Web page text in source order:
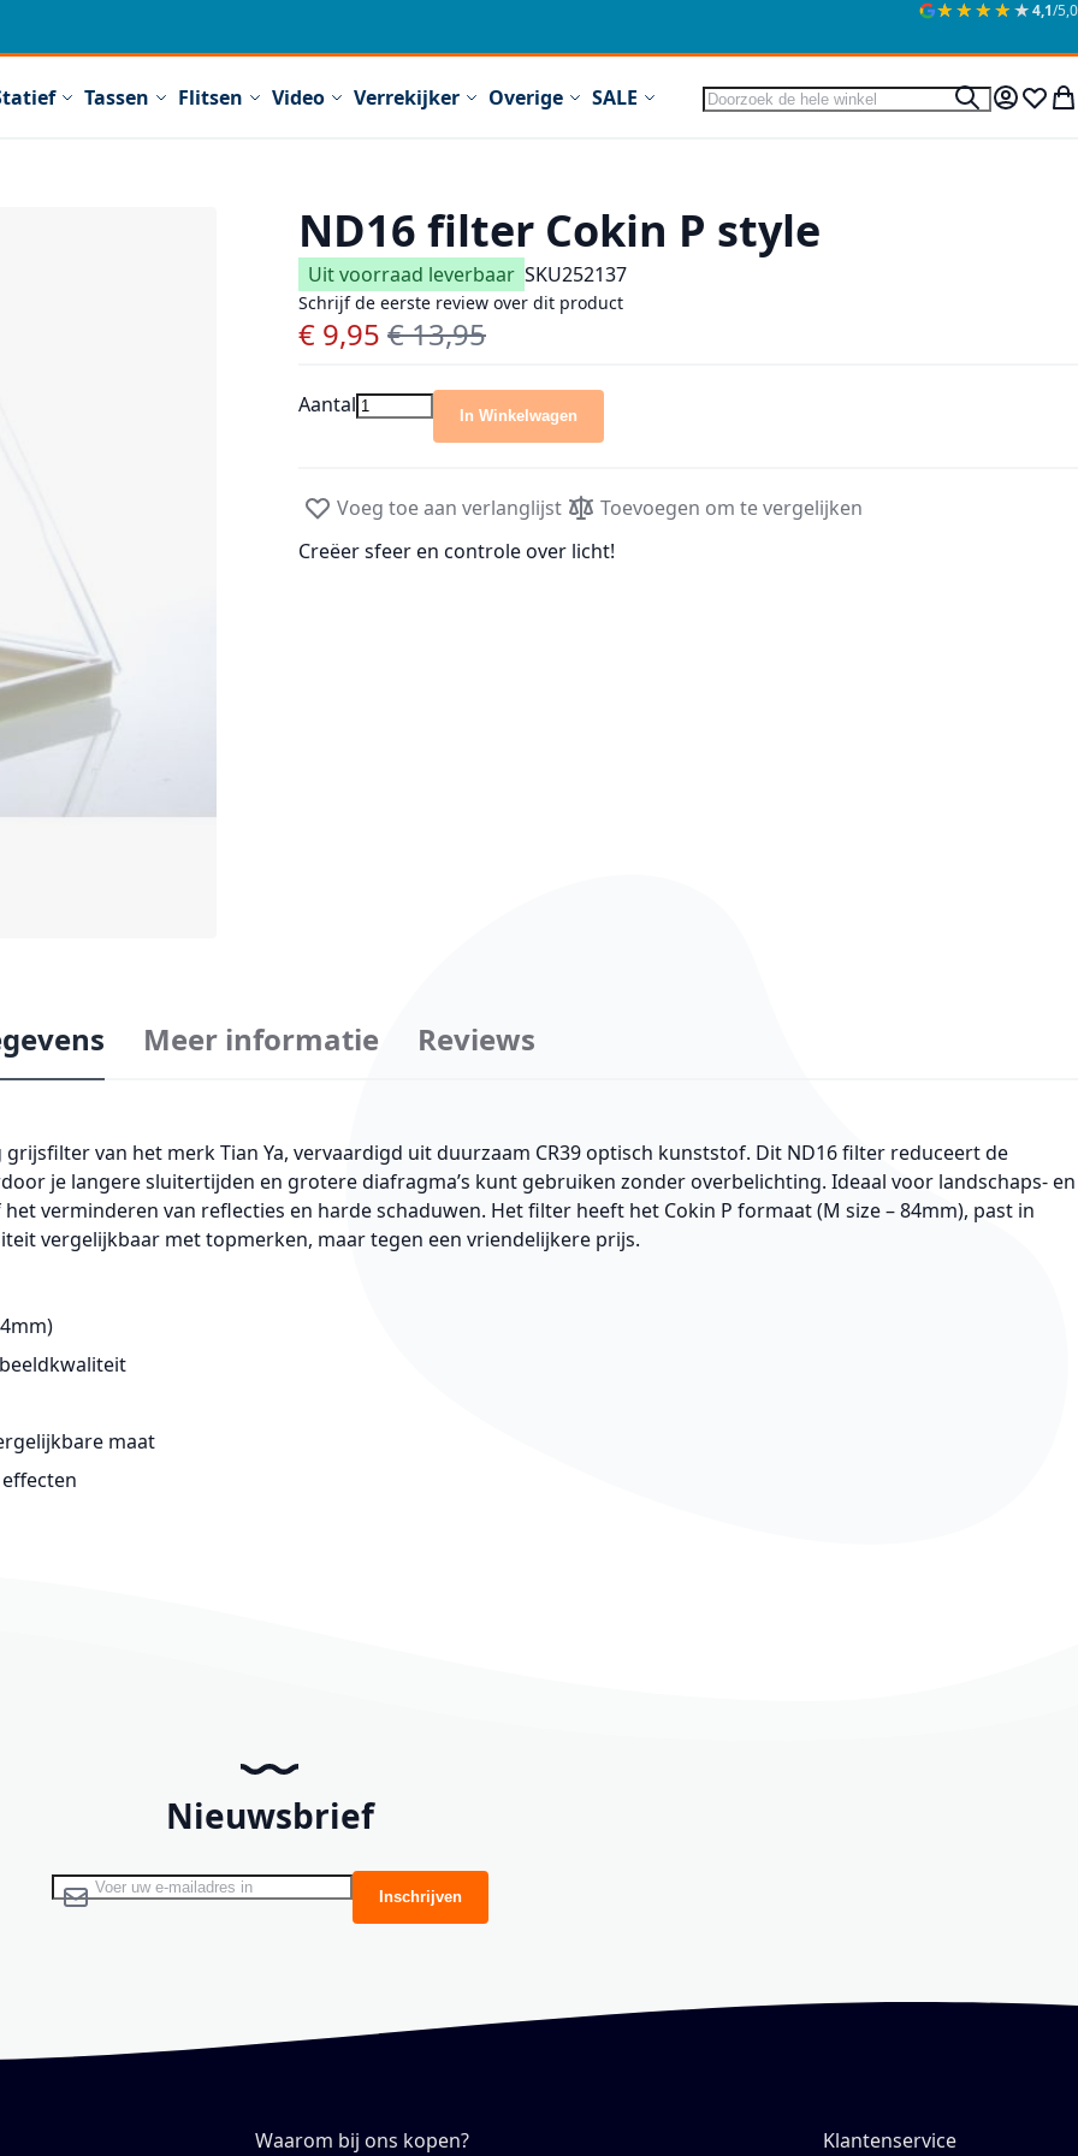
★★★★★
★★★★★4,1/5,0
Tassen Flitsen Video Verrekijker Overige SALE Zoek
ZoekMijn
ND16 filter Cokin P style
Uit voorraad leverbaar SKU252137
Schrijf de eerste review over dit product
Speciale prijs
€ 9,95 Normale prijs
€ 13,95
Aantal In Winkelwagen
Voeg toe aan verlanglijst
Toevoegen om te vergelijken
Creëer sfeer en controle over licht!
van het merk Tian Ya, vervaardigd uit duurzaam CR39 optisch kunststof. Dit ND16 filter reduceert de
je langere sluitertijden en grotere diafragma’s kunt gebruiken zonder overbelichting. Ideaal voor landschaps- en
verminderen van reflecties en harde schaduwen. Het filter heeft het Cokin P formaat (M size – 84mm), past in
vergelijkbaar met topmerken, maar tegen een vriendelijkere prijs.
maat
Meer informatie Reviews
Nieuwsbrief
Abonneer u op onze nieuwsbrief Inschrijven
Waarom bij ons kopen? Klantenservice